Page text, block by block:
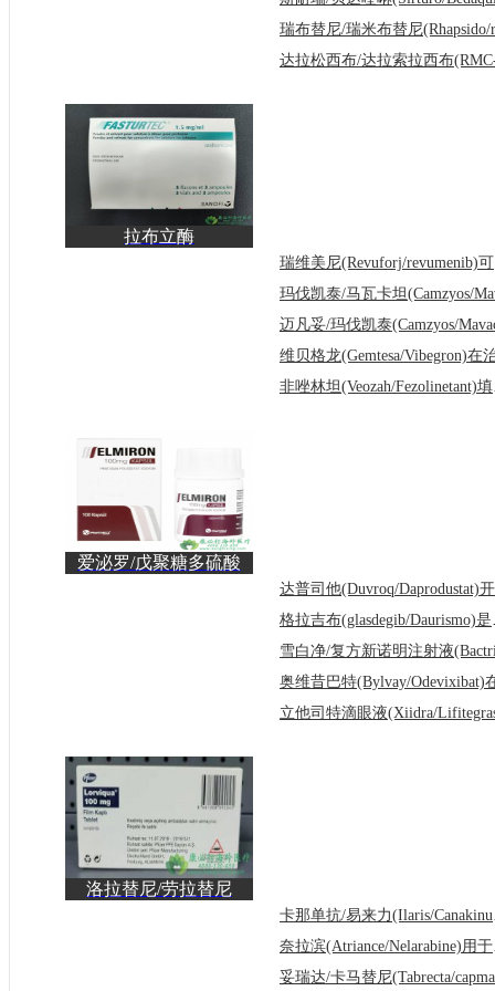
拉布立酶
爱泌罗/戊聚糖多硫酸
洛拉替尼/劳拉替尼